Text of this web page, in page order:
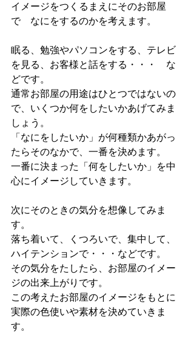
イメージをつくるまえにそのお部屋
で　なにをするのかを考えます。
眠る、勉強やパソコンをする、テレビ
を見る、お客様と話をする・・・　な
どです。
通常お部屋の用途はひとつではないの
で、いくつか何をしたいかあげてみま
しょう。
「なにをしたいか」が何種類かあがっ
たらそのなかで、一番を決めます。
一番に決まった「何をしたいか」を中
心にイメージしていきます。
次にそのときの気分を想像してみま
す。
落ち着いて、くつろいで、集中して、
ハイテンションで・・・などです。
その気分をたしたら、お部屋のイメー
ジの出来上がりです。
この考えたお部屋のイメージをもとに
実際の色使いや素材を決めていきま
す。